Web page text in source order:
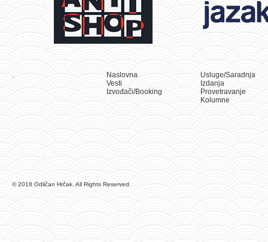
.
Naslovna
Vesti
Izvođači/Booking
Usluge/Saradnja
Izdanja
Provetravanje
Kolumne
© 2018 Odličan Hrčak. All Rights Reserved.